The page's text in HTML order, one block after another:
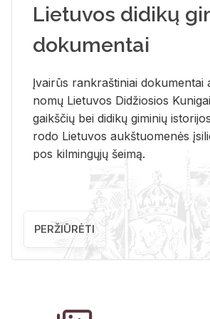
Lietuvos didikų
dokumentai
Įvai­rūs rank­raš­ti­niai do­ku­men­tai
no­mų Lie­tu­vos Di­džio­sios
gaikš­čių bei di­di­kų gi­mi­nių
ro­do Lie­tu­vos aukš­tuo­me­nės
pos kil­min­gų­jų šei­mą.
PERŽIŪRĖTI